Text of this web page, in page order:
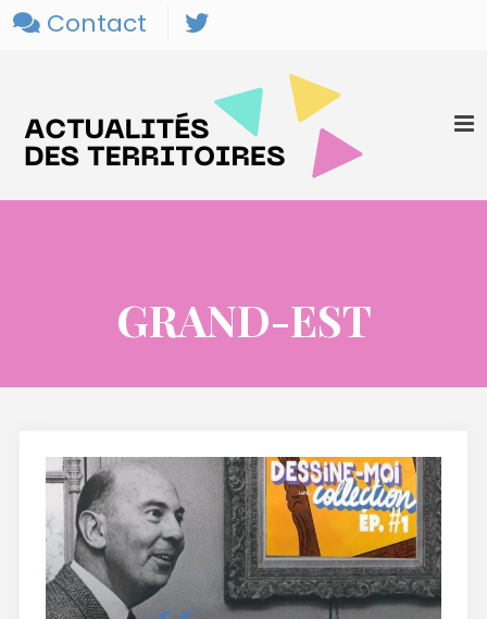
Contact
GRAND-EST